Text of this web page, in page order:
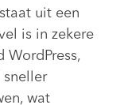
uit een
is in zekere
sneller
wat